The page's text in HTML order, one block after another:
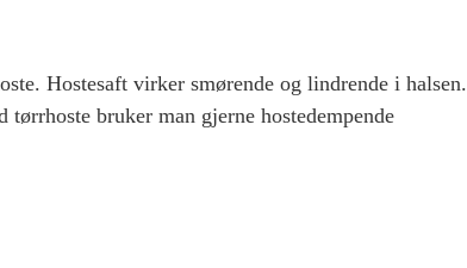
Hostesaft virker smørende og lindrende i halsen.
bruker man gjerne hostedempende
bruk.